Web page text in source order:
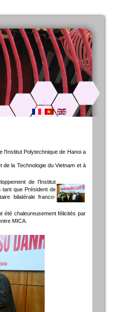
l'Institut Polytechnique de Hanoi a
la Technologie du Vietnam et à
de l'Institut
que Président de
bilatérale franco-
été chaleureusement félicités par
MICA.